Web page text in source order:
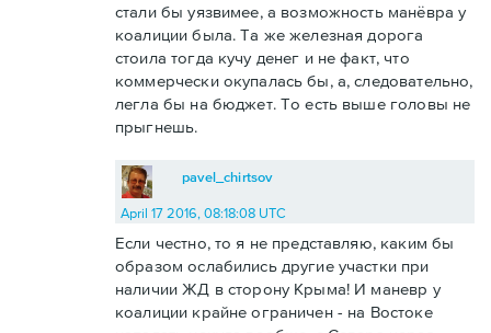
стали бы уязвимее, а возможность манёвра у
коалиции была. Та же железная дорога
стоила тогда кучу денег и не факт, что
коммерчески окупалась бы, а, следовательно,
легла бы на бюджет. То есть выше головы не
прыгнешь.
pavel_chirtsov
April 17 2016, 08:18:08 UTC
Если честно, то я не представляю, каким бы
образом ослабились другие участки при
наличии ЖД в сторону Крыма! И маневр у
коалиции крайне ограничен - на Востоке